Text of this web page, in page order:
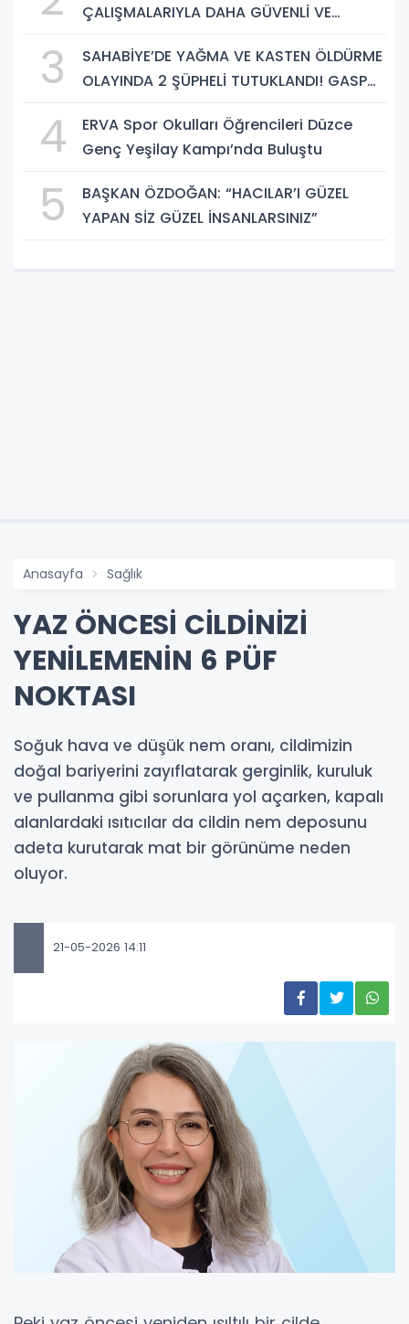
ÇALIŞMALARIYLA DAHA GÜVENLİ VE
3
SAHABİYE’DE YAĞMA VE KASTEN ÖLDÜRME
OLAYINDA 2 ŞÜPHELİ TUTUKLANDI! GASP
GEÇİRİLDİ
4
ERVA Spor Okulları Öğrencileri Düzce
Genç Yeşilay Kampı’nda Buluştu
5
BAŞKAN ÖZDOĞAN: “HACILAR’I GÜZEL
YAPAN SİZ GÜZEL İNSANLARSINIZ”
Anasayfa Sağlık
YAZ ÖNCESİ CİLDİNİZİ
YENİLEMENİN 6 PÜF
NOKTASI
Soğuk hava ve düşük nem oranı, cildimizin
doğal bariyerini zayıflatarak gerginlik, kuruluk
ve pullanma gibi sorunlara yol açarken, kapalı
alanlardaki ısıtıcılar da cildin nem deposunu
adeta kurutarak mat bir görünüme neden
oluyor.
21-05-2026 14:11